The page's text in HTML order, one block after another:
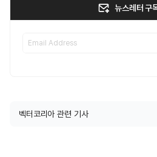
뉴스레터 구
벡터코리아 관련 기사